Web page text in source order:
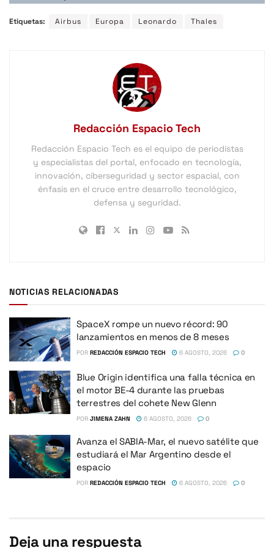
Etiquetas: Airbus Europa Leonardo Thales
Redacción Espacio Tech
Redacción Espacio Tech es el equipo de periodistas
y especialistas del portal, enfocado en tecnología,
innovación, ciberseguridad y sector espacial, con
énfasis en el cruce entre desarrollo tecnológico,
defensa y seguridad.
NOTICIAS RELACIONADAS
SpaceX rompe un nuevo récord: 90
lanzamientos en menos de 8 meses
POR REDACCIÓN ESPACIO TECH 6 AGOSTO, 2026 0
Blue Origin identifica una falla técnica en
el motor BE-4 durante las pruebas
terrestres del cohete New Glenn
POR JIMENA ZAHN 6 AGOSTO, 2026 0
Avanza el SABIA-Mar, el nuevo satélite que
estudiará el Mar Argentino desde el
espacio
POR REDACCIÓN ESPACIO TECH 6 AGOSTO, 2026 0
Deja una respuesta